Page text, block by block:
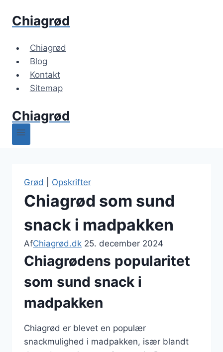
Chiagrød
Chiagrød
Blog
Kontakt
Sitemap
Chiagrød
Grød Opskrifter
Chiagrød som sund
snack i madpakken
AfChiagrød.dk 25. december 2024
Chiagrødens popularitet
som sund snack i
madpakken
Chiagrød er blevet en populær
snackmulighed i madpakken, især blandt